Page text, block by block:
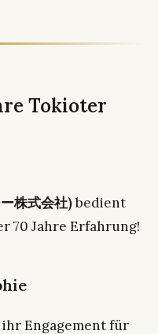
Tokioter
株式会社)bedient
70 Jahre Erfahrung!
Engagement für